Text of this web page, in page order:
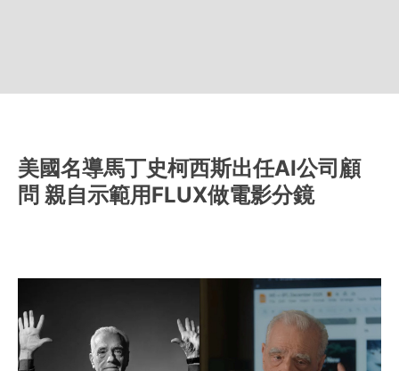
美國名導馬丁史柯西斯出任AI公司顧
問 親自示範用FLUX做電影分鏡